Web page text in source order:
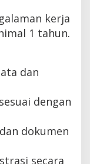
kerja
1 tahun.
dan
dengan
dokumen
secara